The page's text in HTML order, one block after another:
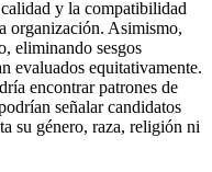
y la compatibilidad
organización. Asimismo,
eliminando sesgos
evaluados equitativamente.
encontrar patrones de
señalar candidatos
su género, raza, religión ni